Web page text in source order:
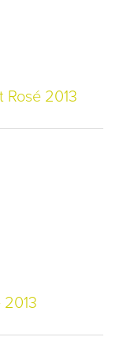
Rosé 2013
2013